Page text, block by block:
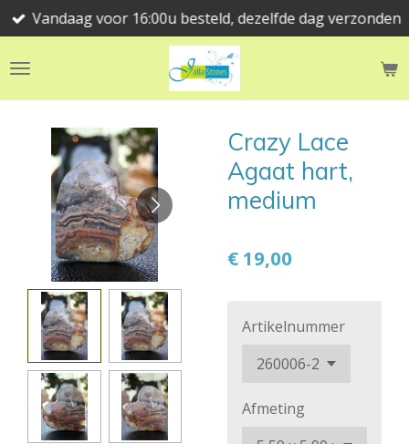
Ga
direct
naar
Vandaag voor 16:00u besteld, dezelfde dag verzonden
Crazy Lace
Agaat hart,
medium
€ 19,00
Artikelnummer
Afmeting